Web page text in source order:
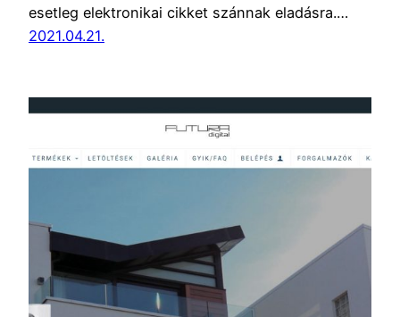
esetleg elektronikai cikket szánnak eladásra.…
2021.04.21.